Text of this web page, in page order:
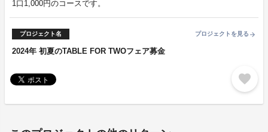
1口1,000円のコースです。
プロジェクト名 プロジェクトを見る arrow_forward
2024年 初夏のTABLE FOR TWOフェア募金
favorite